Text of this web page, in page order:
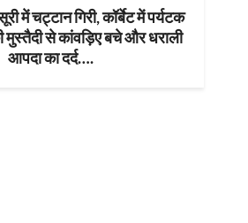
में चट्टान गिरी, कॉर्बेट में पर्यटक
से कांवड़िए बचे और धराली
आपदा का दर्द….